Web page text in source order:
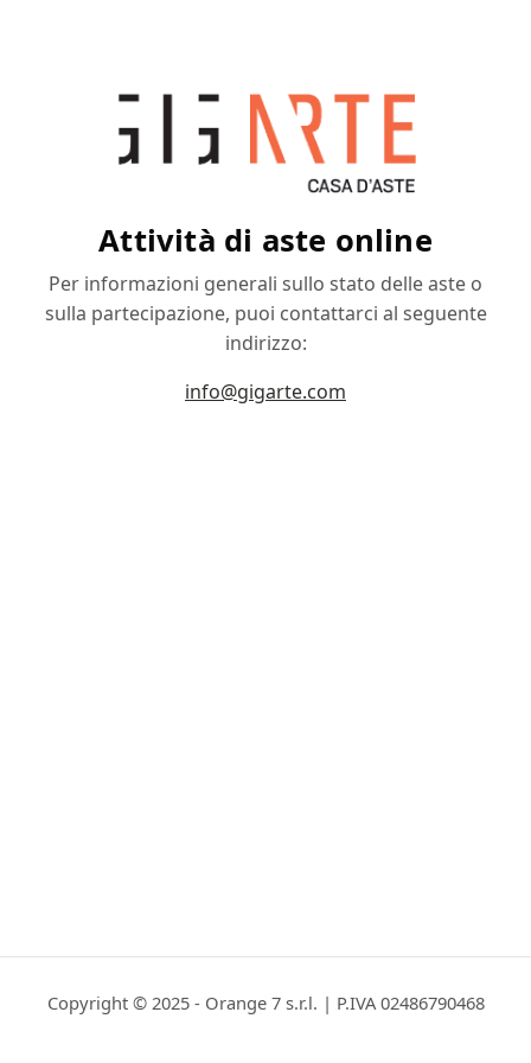
Attività di aste online
Per informazioni generali sullo stato delle aste o
sulla partecipazione, puoi contattarci al seguente
indirizzo:
info@gigarte.com
Copyright © 2025 - Orange 7 s.r.l. | P.IVA 02486790468